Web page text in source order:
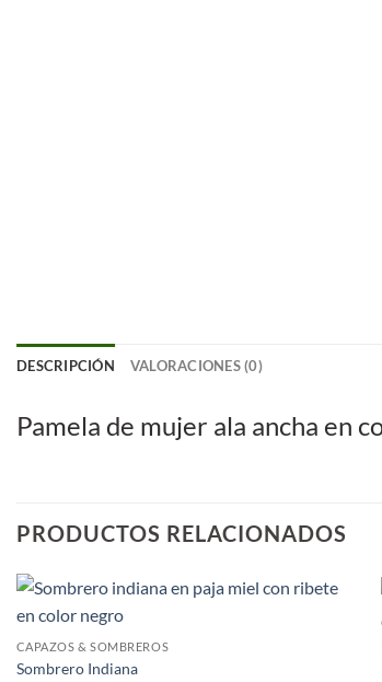
DESCRIPCIÓN VALORACIONES (0)
Pamela de mujer ala ancha en
PRODUCTOS RELACIONADOS
CAPAZOS & SOMBREROS
Sombrero Indiana